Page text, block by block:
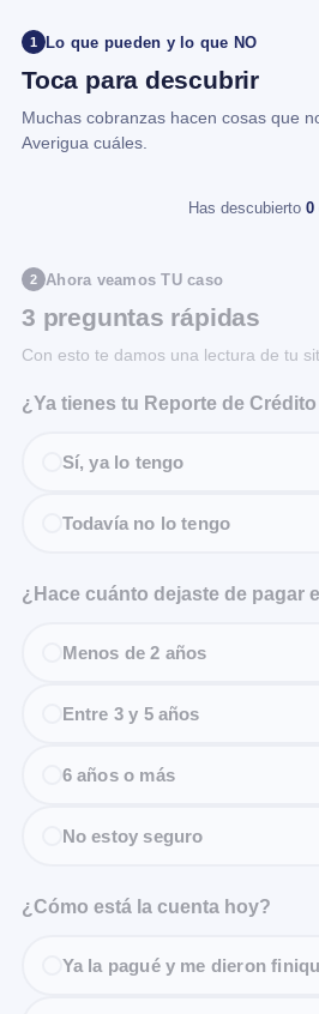
1 Lo que pueden y lo que NO
Toca para descubrir
Muchas cobranzas hacen cosas que
Averigua cuáles.
Has descubierto 0
2 Ahora veamos TU caso
3 preguntas rápidas
Con esto te damos una lectura de tu
¿Ya tienes tu Reporte de
Sí, ya lo tengo
Todavía no lo tengo
¿Hace cuánto dejaste de pagar
Menos de 2 años
Entre 3 y 5 años
6 años o más
No estoy seguro
¿Cómo está la cuenta hoy?
Ya la pagué y me dieron